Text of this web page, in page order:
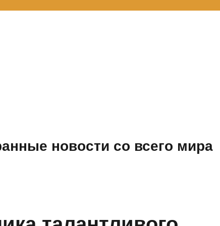
новости со всего мира